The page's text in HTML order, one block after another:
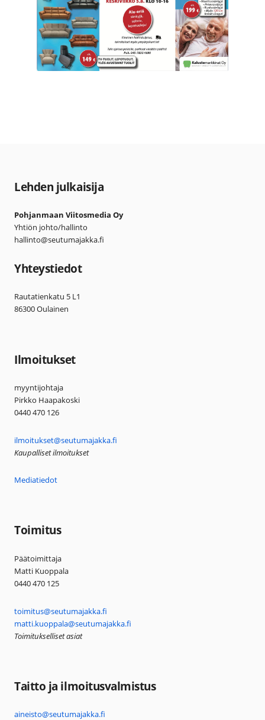
Lehden julkaisija
Pohjanmaan Viitosmedia Oy
Yhtiön johto/hallinto
hallinto@seutumajakka.fi
Yhteystiedot
Rautatienkatu 5 L1
86300 Oulainen
Ilmoitukset
myyntijohtaja
Pirkko Haapakoski
0440 470 126
ilmoitukset@seutumajakka.fi
Kaupalliset ilmoitukset
Mediatiedot
Toimitus
Päätoimittaja
Matti Kuoppala
0440 470 125
toimitus@seutumajakka.fi
matti.kuoppala@seutumajakka.fi
Toimitukselliset asiat
Taitto ja ilmoitusvalmistus
aineisto@seutumajakka.fi